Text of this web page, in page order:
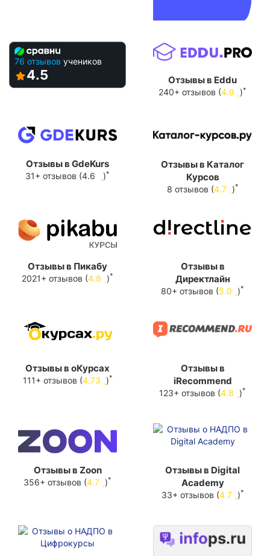
4.5
76 отзывов учеников
Отзывы в Eddu
240+ отзывов (4.9 )*
Отзывы в GdeKurs
31+ отзывов (4.6 )*
Отзывы в Каталог
Курсов
8 отзывов (4.7 )*
Отзывы в Пикабу
2021+ отзывов (4.8 )*
Отзывы в
Директлайн
80+ отзывов (5.0 )*
Отзывы в оКурсах
111+ отзывов (4.73 )*
Отзывы в
iRecommend
123+ отзывов (4.8 )*
Отзывы в Zoon
356+ отзывов (4.7 )*
Отзывы в Digital
Academy
33+ отзывов (4.7 )*